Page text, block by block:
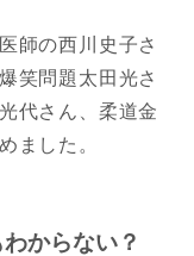
師の西川史子さ
笑問題太田光さ
代さん、柔道金
ました。
からない？